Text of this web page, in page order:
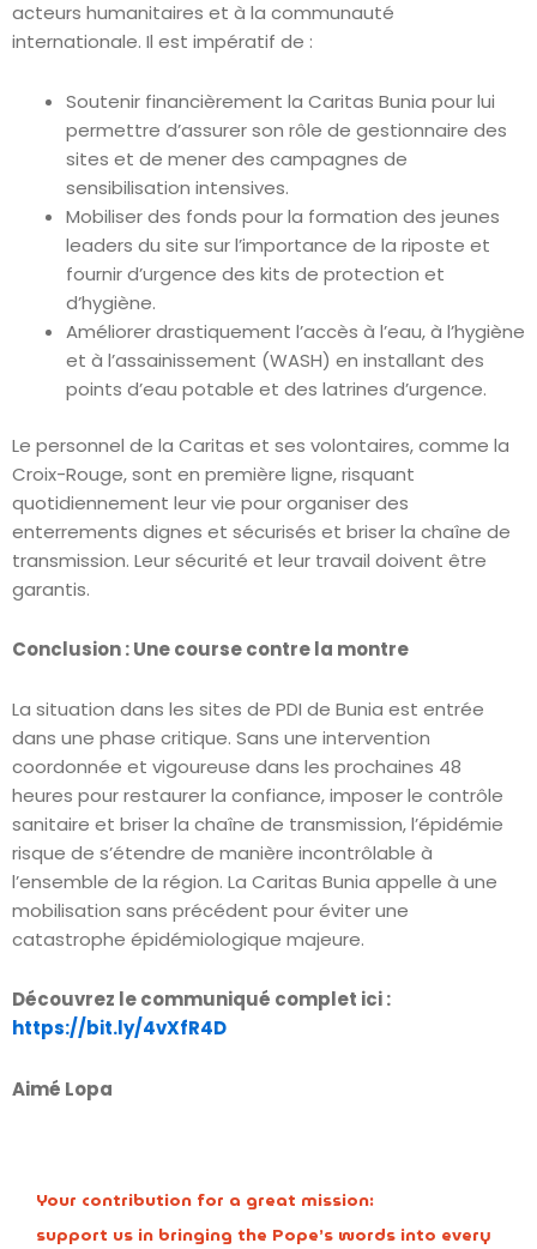
acteurs humanitaires et à la communauté
internationale. Il est impératif de :
Soutenir financièrement la Caritas Bunia pour lui
permettre d’assurer son rôle de gestionnaire des
sites et de mener des campagnes de
sensibilisation intensives.
Mobiliser des fonds pour la formation des jeunes
leaders du site sur l’importance de la riposte et
fournir d’urgence des kits de protection et
d’hygiène.
Améliorer drastiquement l’accès à l’eau, à l’hygiène
et à l’assainissement (WASH) en installant des
points d’eau potable et des latrines d’urgence.
Le personnel de la Caritas et ses volontaires, comme la
Croix-Rouge, sont en première ligne, risquant
quotidiennement leur vie pour organiser des
enterrements dignes et sécurisés et briser la chaîne de
transmission. Leur sécurité et leur travail doivent être
garantis.
Conclusion : Une course contre la montre
La situation dans les sites de PDI de Bunia est entrée
dans une phase critique. Sans une intervention
coordonnée et vigoureuse dans les prochaines 48
heures pour restaurer la confiance, imposer le contrôle
sanitaire et briser la chaîne de transmission, l’épidémie
risque de s’étendre de manière incontrôlable à
l’ensemble de la région. La Caritas Bunia appelle à une
mobilisation sans précédent pour éviter une
catastrophe épidémiologique majeure.
Découvrez le communiqué complet ici :
https://bit.ly/4vXfR4D
Aimé Lopa
Your contribution for a great mission:
support us in bringing the Pope’s words into every